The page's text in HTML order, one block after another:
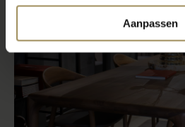
Aanpassen